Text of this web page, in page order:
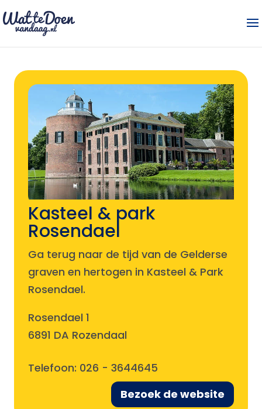
Kasteel & park
Rosendael
Ga terug naar de tijd van de Gelderse
graven en hertogen in Kasteel & Park
Rosendael.
Rosendael 1
6891 DA Rozendaal
Telefoon: 026 - 3644645
Bezoek de website